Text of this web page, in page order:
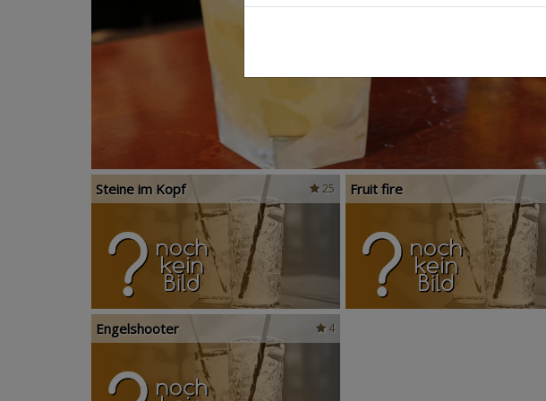
25
Steine im Kopf Fruit fire
4
Engelshooter